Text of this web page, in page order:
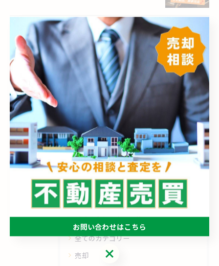
閑静だけど活気ある好立地❗
2026/04/29
価値観の肯定的変化を❗
2026/04/27
1 ... 4 5 6 ... 18
カテゴリー
全てのカテゴリー
売却
お問い合わせはこちら
お問い合わせはこちら